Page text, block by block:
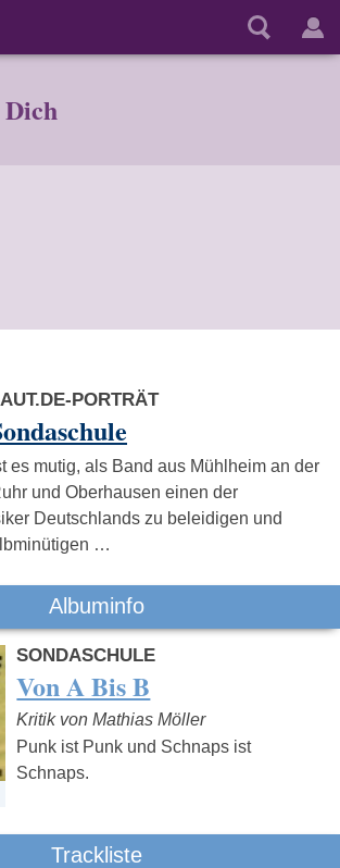
PORTRÄT
es mutig, als Band aus Mühlheim an der
und Oberhausen einen der
Deutschlands zu beleidigen und
…
Albuminfo
SONDASCHULE
Von A Bis B
Kritik von Mathias Möller
Punk ist Punk und Schnaps ist
Schnaps.
Trackliste